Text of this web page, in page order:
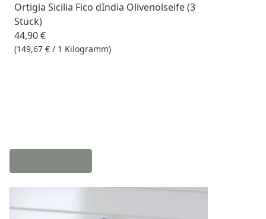
Ortigia Sicilia Fico dIndia Olivenölseife (3
Stück)
44,90 €
(149,67 € / 1 Kilogramm)